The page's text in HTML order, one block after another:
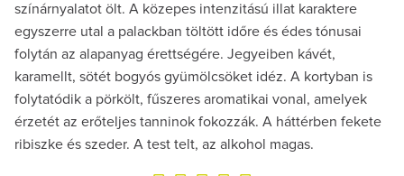
színárnyalatot ölt. A közepes intenzitású illat karaktere
egyszerre utal a palackban töltött időre és édes tónusai
folytán az alapanyag érettségére. Jegyeiben kávét,
karamellt, sötét bogyós gyümölcsöket idéz. A kortyban is
folytatódik a pörkölt, fűszeres aromatikai vonal, amelyek
érzetét az erőteljes tanninok fokozzák. A háttérben fekete
ribiszke és szeder. A test telt, az alkohol magas.